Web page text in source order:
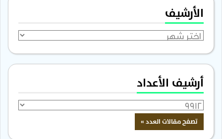
الأرشيف
الأرشيف
أرشيف الأعداد